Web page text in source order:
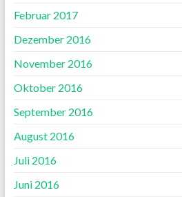
Februar 2017
Dezember 2016
November 2016
Oktober 2016
September 2016
August 2016
Juli 2016
Juni 2016